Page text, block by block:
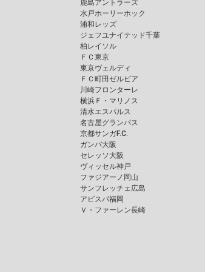
鹿島アントラーズ
水戸ホーリーホック
浦和レッズ
ジェフユナイテッド千葉
柏レイソル
ＦＣ東京
東京ヴェルディ
ＦＣ町田ゼルビア
川崎フロンターレ
横浜Ｆ・マリノス
清水エスパルス
名古屋グランパス
京都サンガF.C.
ガンバ大阪
セレッソ大阪
ヴィッセル神戸
ファジアーノ岡山
サンフレッチェ広島
アビスパ福岡
Ｖ・ファーレン長崎